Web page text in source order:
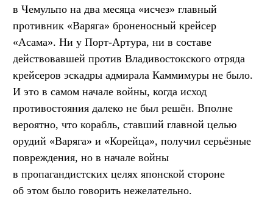
в Чемульпо на два месяца «исчез» главный
противник «Варяга» броненосный крейсер
«Асама». Ни у Порт-Артура, ни в составе
действовавшей против Владивостокского отряда
крейсеров эскадры адмирала Каммимуры не было.
И это в самом начале войны, когда исход
противостояния далеко не был решён. Вполне
вероятно, что корабль, ставший главной целью
орудий «Варяга» и «Корейца», получил серьёзные
повреждения, но в начале войны
в пропагандистских целях японской стороне
об этом было говорить нежелательно.